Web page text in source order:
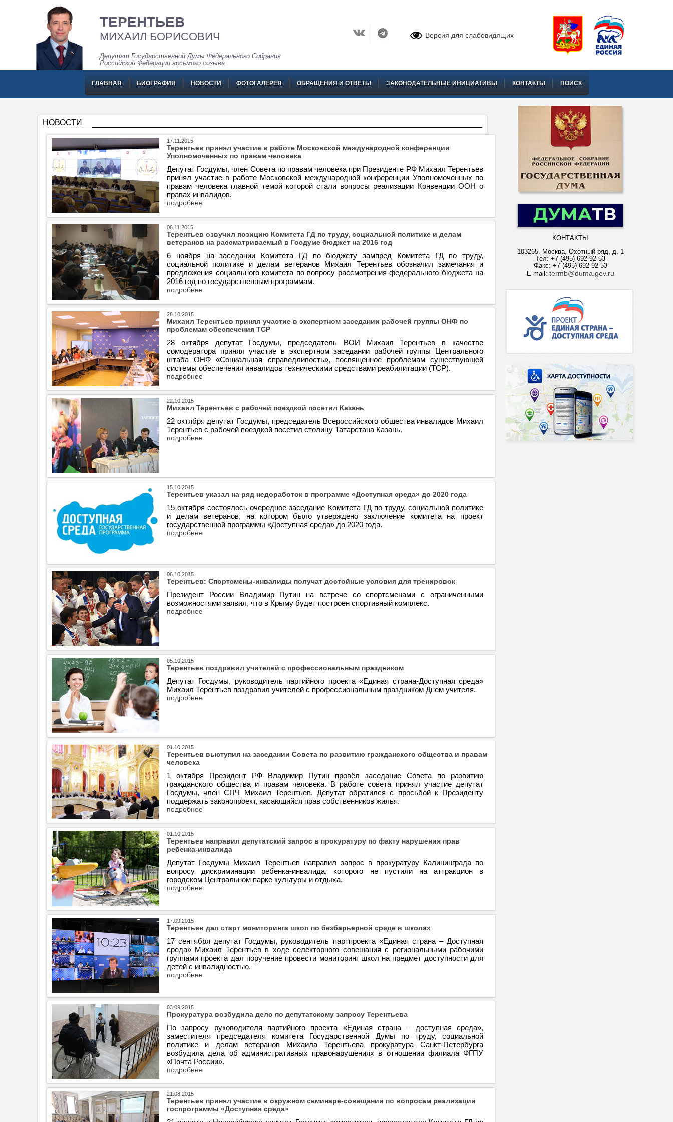
ТЕРЕНТЬЕВ
МИХАИЛ БОРИСОВИЧ
Депутат Государственной Думы Федерального Собрания
Российской Федерации восьмого созыва
Версия для слабовидящих
ГЛАВНАЯ БИОГРАФИЯ НОВОСТИ ФОТОГАЛЕРЕЯ ОБРАЩЕНИЯ И ОТВЕТЫ ЗАКОНОДАТЕЛЬНЫЕ ИНИЦИАТИВЫ КОНТАКТЫ ПОИСК
НОВОСТИ
17.11.2015
Терентьев принял участие в работе Московской международной конференции
Уполномоченных по правам человека
Депутат Госдумы, член Совета по правам человека при Президенте РФ Михаил Терентьев
принял участие в работе Московской международной конференции Уполномоченных по
правам человека главной темой которой стали вопросы реализации Конвенции ООН о
правах инвалидов.
подробнее
06.11.2015
Терентьев озвучил позицию Комитета ГД по труду, социальной политике и делам
ветеранов на рассматриваемый в Госдуме бюджет на 2016 год
6 ноября на заседании Комитета ГД по бюджету зампред Комитета ГД по труду,
социальной политике и делам ветеранов Михаил Терентьев обозначил замечания и
предложения социального комитета по вопросу рассмотрения федерального бюджета на
2016 год по государственным программам.
подробнее
28.10.2015
Михаил Терентьев принял участие в экспертном заседании рабочей группы ОНФ по
проблемам обеспечения ТСР
28 октября депутат Госдумы, председатель ВОИ Михаил Терентьев в качестве
сомодератора принял участие в экспертном заседании рабочей группы Центрального
штаба ОНФ «Социальная справедливость», посвященное проблемам существующей
системы обеспечения инвалидов техническими средствами реабилитации (ТСР).
подробнее
22.10.2015
Михаил Терентьев с рабочей поездкой посетил Казань
22 октября депутат Госдумы, председатель Всероссийского общества инвалидов Михаил
Терентьев с рабочей поездкой посетил столицу Татарстана Казань.
подробнее
15.10.2015
Терентьев указал на ряд недоработок в программе «Доступная среда» до 2020 года
15 октября состоялось очередное заседание Комитета ГД по труду, социальной политике
и делам ветеранов, на котором было утверждено заключение комитета на проект
государственной программы «Доступная среда» до 2020 года.
подробнее
06.10.2015
Терентьев: Спортсмены-инвалиды получат достойные условия для тренировок
Президент России Владимир Путин на встрече со спортсменами с ограниченными
возможностями заявил, что в Крыму будет построен спортивный комплекс.
подробнее
05.10.2015
Терентьев поздравил учителей с профессиональным праздником
Депутат Госдумы, руководитель партийного проекта «Единая страна-Доступная среда»
Михаил Терентьев поздравил учителей с профессиональным праздником Днем учителя.
подробнее
01.10.2015
Терентьев выступил на заседании Совета по развитию гражданского общества и правам
человека
1 октября Президент РФ Владимир Путин провёл заседание Совета по развитию
гражданского общества и правам человека. В работе совета принял участие депутат
Госдумы, член СПЧ Михаил Терентьев. Депутат обратился с просьбой к Президенту
поддержать законопроект, касающийся прав собственников жилья.
подробнее
01.10.2015
Терентьев направил депутатский запрос в прокуратуру по факту нарушения прав
ребенка-инвалида
Депутат Госдумы Михаил Терентьев направил запрос в прокуратуру Калининграда по
вопросу дискриминации ребенка-инвалида, которого не пустили на аттракцион в
городском Центральном парке культуры и отдыха.
подробнее
17.09.2015
Терентьев дал старт мониторинга школ по безбарьерной среде в школах
17 сентября депутат Госдумы, руководитель партпроекта «Единая страна – Доступная
среда» Михаил Терентьев в ходе селекторного совещания с региональными рабочими
группами проекта дал поручение провести мониторинг школ на предмет доступности для
детей с инвалидностью.
подробнее
03.09.2015
Прокуратура возбудила дело по депутатскому запросу Терентьева
По запросу руководителя партийного проекта «Единая страна – доступная среда»,
заместителя председателя комитета Государственной Думы по труду, социальной
политике и делам ветеранов Михаила Терентьева прокуратура Санкт-Петербурга
возбудила дела об административных правонарушениях в отношении филиала ФГПУ
«Почта России».
подробнее
21.08.2015
Терентьев принял участие в окружном семинаре-совещании по вопросам реализации
госпрограммы «Доступная среда»
КОНТАКТЫ
103265, Москва, Охотный ряд, д. 1
Тел: +7 (495) 692-92-53
Факс: +7 (495) 692-92-53
E-mail: termb@duma.gov.ru